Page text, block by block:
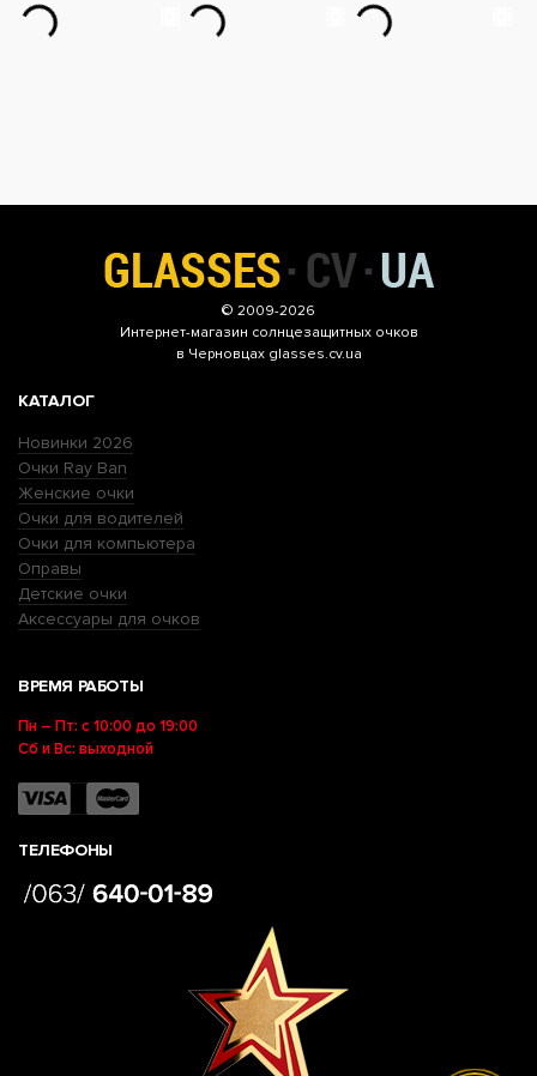
© 2009-2026
Интернет-магазин солнцезащитных очков
в Черновцах glasses.cv.ua
КАТАЛОГ
Новинки 2026
Очки Ray Ban
Женские очки
Очки для водителей
Очки для компьютера
Оправы
Детские очки
Аксессуары для очков
ВРЕМЯ РАБОТЫ
Пн – Пт: с 10:00 до 19:00
Сб и Вс: выходной
ТЕЛЕФОНЫ